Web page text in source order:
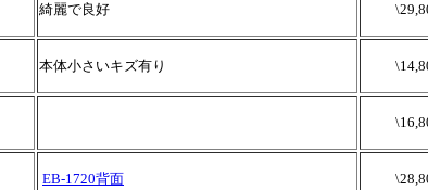
綺麗で良好
本体小さいキズ有り
EB-1720背面